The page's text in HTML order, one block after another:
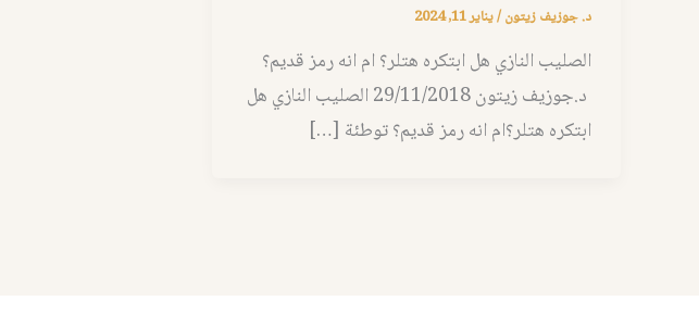
د. جوزيف زيتون/يناير 11, 2024
الصليب النازي هل ابتكره هتلر؟ ام انه رمز قديم؟
د.جوزيف زيتون 29/11/2018 الصليب النازي هل
ابتكره هتلر؟ام انه رمز قديم؟ توطئة […]